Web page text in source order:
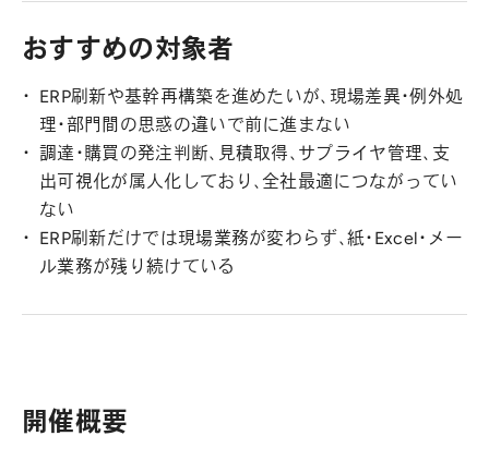
おすすめの対象者
ERP刷新や基幹再構築を進めたいが、現場差異・例外処
理・部門間の思惑の違いで前に進まない
調達・購買の発注判断、見積取得、サプライヤ管理、支
出可視化が属人化しており、全社最適につながってい
ない
ERP刷新だけでは現場業務が変わらず、紙・Excel・メー
ル業務が残り続けている
開催概要